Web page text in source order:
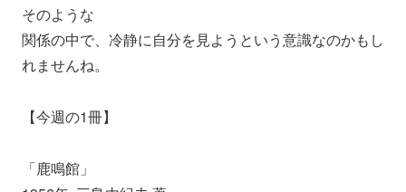
そのような
関係の中で、冷静に自分を見ようという意識なのかもし
れませんね。
【今週の1冊】
「鹿鳴館」